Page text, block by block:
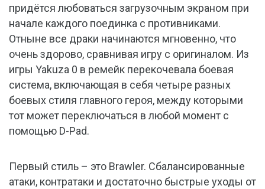
придётся любоваться загрузочным экраном при
начале каждого поединка с противниками.
Отныне все драки начинаются мгновенно, что
очень здорово, сравнивая игру с оригиналом. Из
игры Yakuza 0 в ремейк перекочевала боевая
система, включающая в себя четыре разных
боевых стиля главного героя, между которыми
тот может переключаться в любой момент с
помощью D-Pad.
Первый стиль – это Brawler. Сбалансированные
атаки, контратаки и достаточно быстрые уходы от